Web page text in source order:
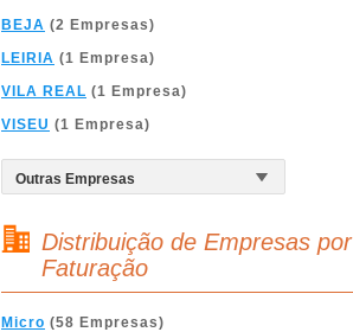
BEJA (2 Empresas)
LEIRIA (1 Empresa)
VILA REAL (1 Empresa)
VISEU (1 Empresa)
Distribuição de Empresas por
Faturação
Micro (58 Empresas)